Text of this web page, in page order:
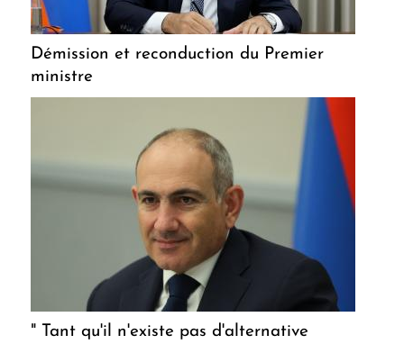
Démission et reconduction du Premier
ministre
" Tant qu'il n'existe pas d'alternative